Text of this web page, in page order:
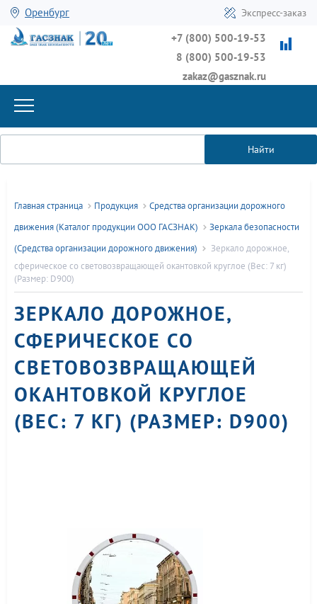
Оренбург Экспресс-заказ
+7 (800) 500-19-53
8 (800) 500-19-53
zakaz@gasznak.ru
Найти
Главная страница Продукция
Средства организации дорожного
движения (Каталог продукции ООО ГАСЗНАК)
Зеркала безопасности
(Средства организации дорожного движения)
Зеркало дорожное,
сферическое со световозвращающей окантовкой круглое (Вес: 7 кг)
(Размер: D900)
ЗЕРКАЛО ДОРОЖНОЕ,
СФЕРИЧЕСКОЕ СО
СВЕТОВОЗВРАЩАЮЩЕЙ
ОКАНТОВКОЙ КРУГЛОЕ
(ВЕС: 7 КГ) (РАЗМЕР: D900)